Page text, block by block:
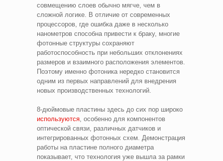
совмещению слоев обычно мягче, чем в
сложной логике. В отличие от современных
процессоров, где ошибка даже в несколько
нанометров способна привести к браку, многие
фотонные структуры сохраняют
работоспособность при небольших отклонениях
размеров и взаимного расположения элементов.
Поэтому именно фотоника нередко становится
одним из первых направлений для внедрения
новых производственных технологий.
8-дюймовые пластины здесь до сих пор широко
используются , особенно для компонентов
оптической связи, различных датчиков и
интегрированных фотонных схем. Демонстрация
работы на пластине полного диаметра
показывает, что технология уже вышла за рамки